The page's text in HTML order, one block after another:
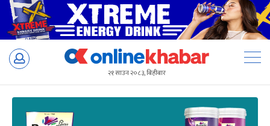
Skip
२१ साउन २०८३, बिहीबार